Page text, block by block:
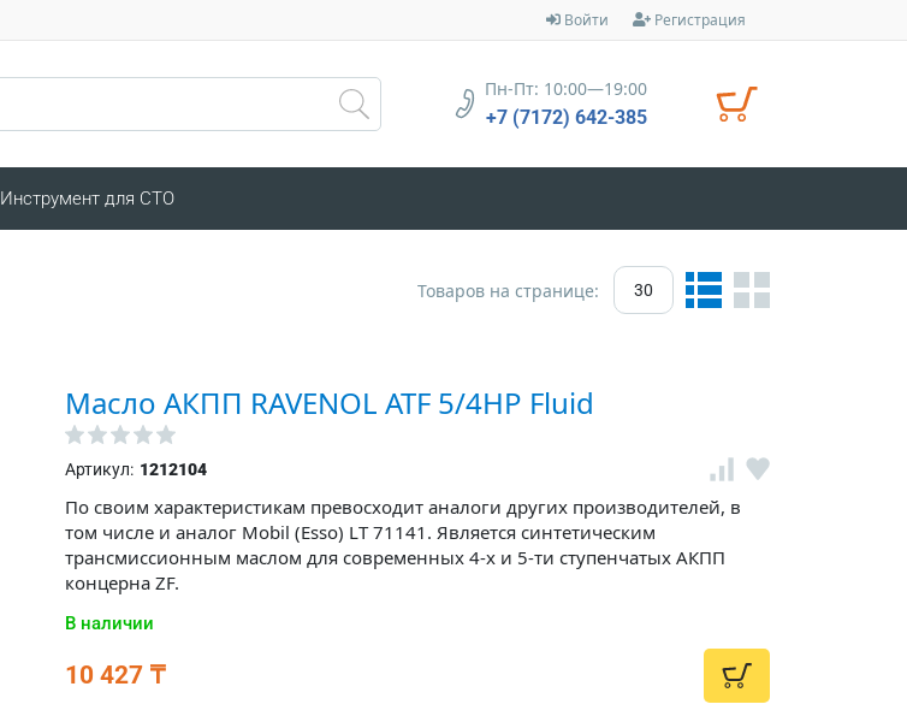
Войти Регистрация
Пн-Пт: 10:00—19:00
+7 (7172) 642-385
Инструмент для СТО
Товаров на странице: 30
Масло АКПП RAVENOL ATF 5/4HP Fluid
Артикул: 1212104
По своим характеристикам превосходит аналоги других производителей, в
том числе и аналог Mobil (Esso) LT 71141. Является синтетическим
трансмиссионным маслом для современных 4-х и 5-ти ступенчатых АКПП
концерна ZF.
В наличии
10 427 ₸